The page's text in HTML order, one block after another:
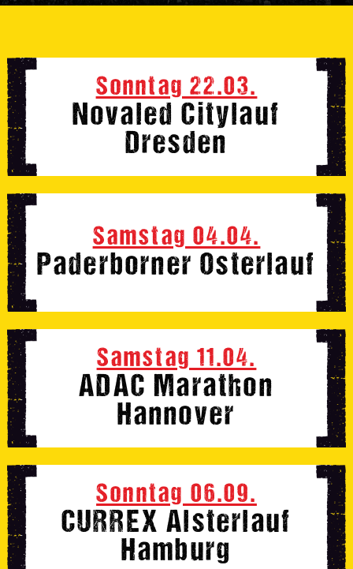
Sonntag 22.03.
Novaled Citylauf
Dresden
Samstag 04.04.
Paderborner Osterlauf
Samstag 11.04.
ADAC Marathon
Hannover
Sonntag 06.09.
CURREX Alsterlauf
Hamburg